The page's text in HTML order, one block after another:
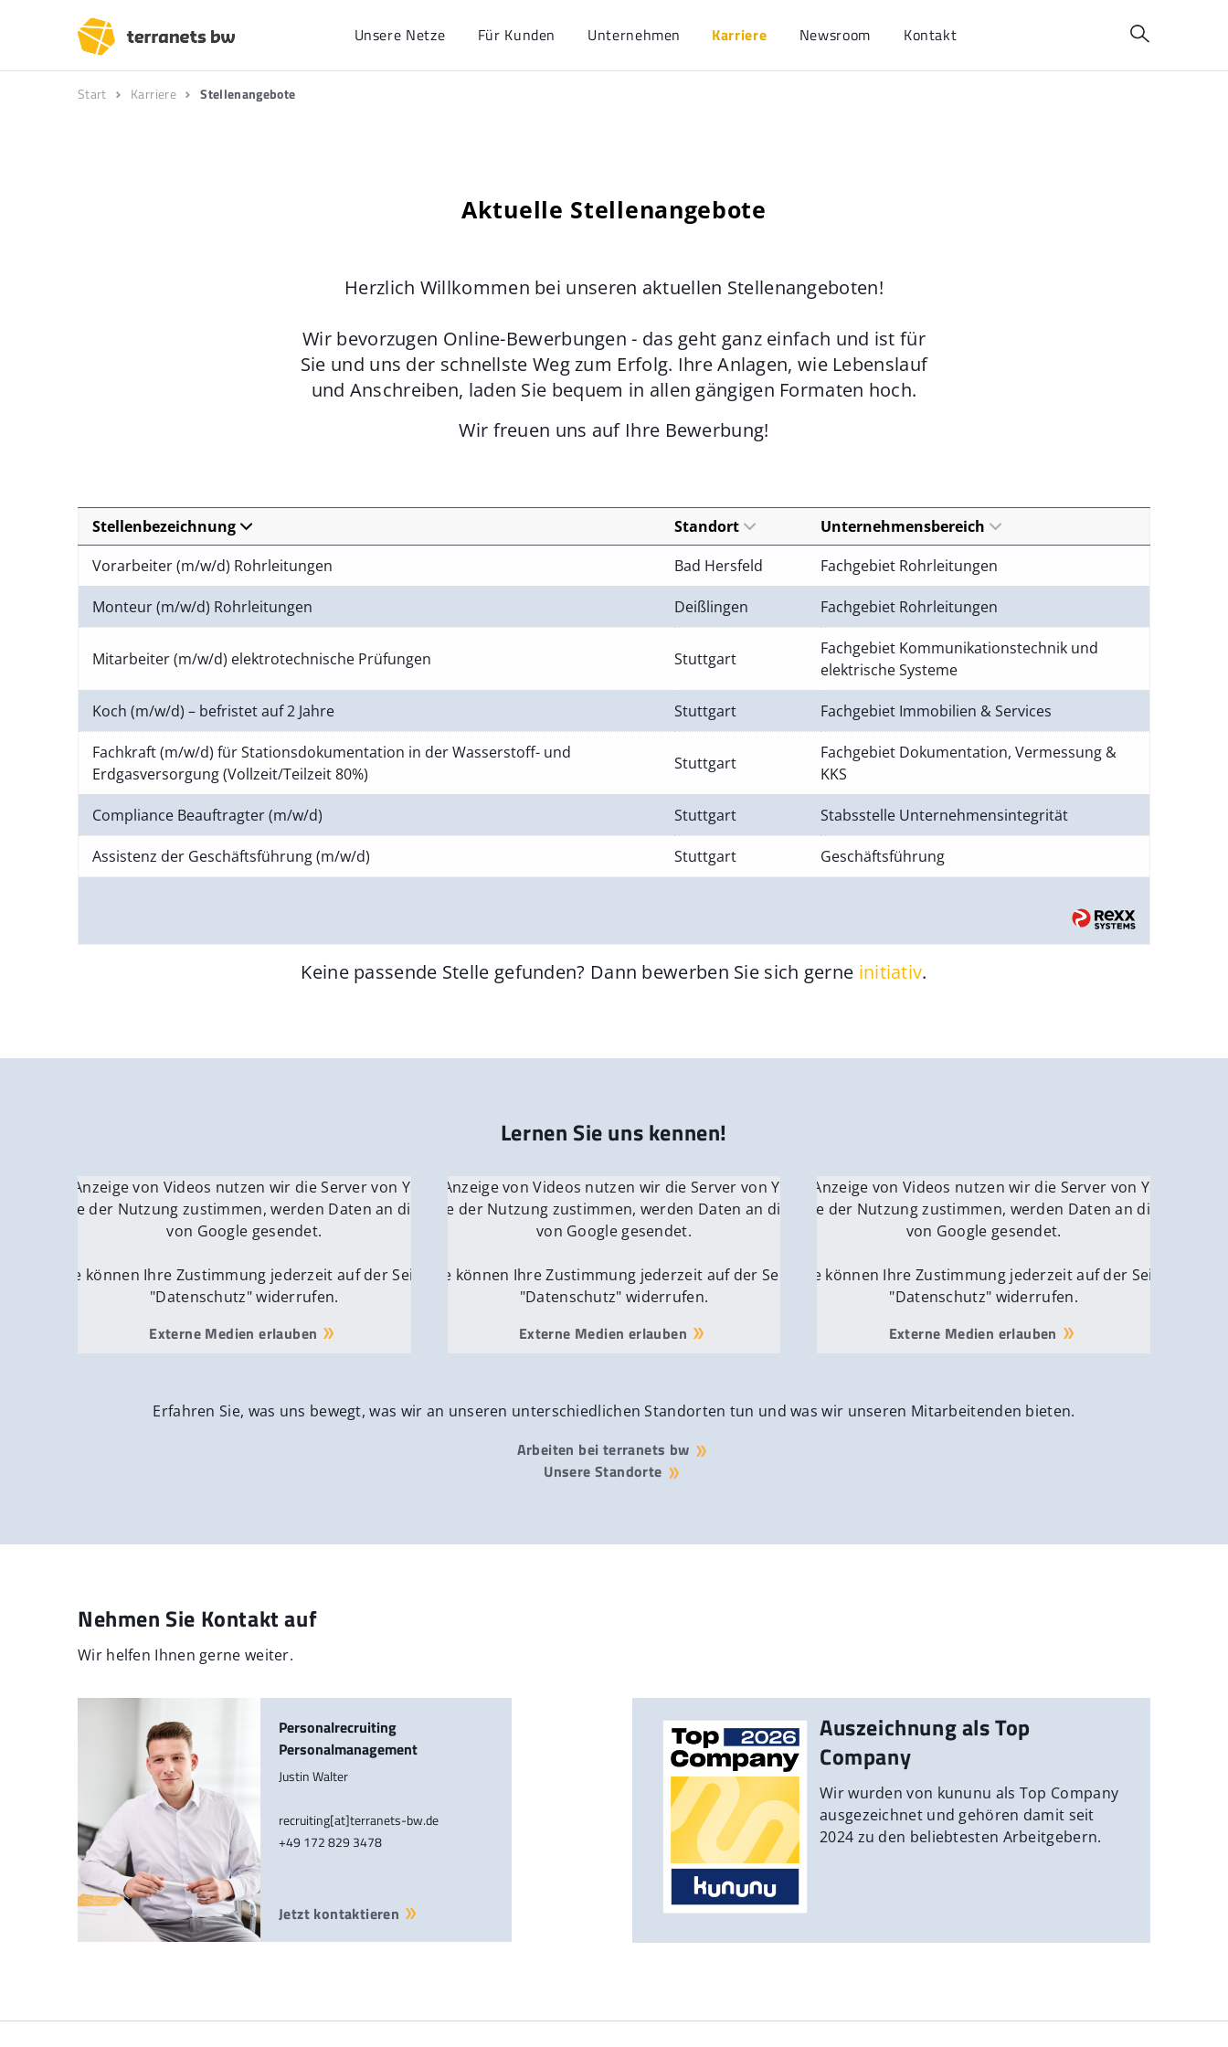
Unsere Netze Für Kunden Unternehmen Karriere Newsroom Kontakt
Start Karriere Stellenangebote
Aktuelle Stellenangebote
Herzlich Willkommen bei unseren aktuellen Stellenangeboten!
Wir bevorzugen Online-Bewerbungen - das geht ganz einfach und ist für
Sie und uns der schnellste Weg zum Erfolg. Ihre Anlagen, wie Lebenslauf
und Anschreiben, laden Sie bequem in allen gängigen Formaten hoch.
Wir freuen uns auf Ihre Bewerbung!
Stellenbezeichnung Standort
Unternehmensbereich
Vorarbeiter (m/w/d) Rohrleitungen
Bad Hersfeld Fachgebiet Rohrleitungen
Monteur (m/w/d) Rohrleitungen Deißlingen Fachgebiet Rohrleitungen
Mitarbeiter (m/w/d) elektrotechnische Prüfungen Stuttgart
Fachgebiet Kommunikationstechnik und
elektrische Systeme
Koch (m/w/d) – befristet auf 2 Jahre Stuttgart Fachgebiet Immobilien & Services
Fachkraft (m/w/d) für Stationsdokumentation in der Wasserstoff- und
Erdgasversorgung (Vollzeit/Teilzeit 80%)
Stuttgart
Fachgebiet Dokumentation, Vermessung &
KKS
Compliance Beauftragter (m/w/d) Stuttgart Stabsstelle Unternehmensintegrität
Assistenz der Geschäftsführung (m/w/d) Stuttgart Geschäftsführung
Keine passende Stelle gefunden? Dann bewerben Sie sich gerne initiativ.
Lernen Sie uns kennen!
Für die Anzeige von Videos nutzen wir die Server von YouTube.
Wenn Sie der Nutzung zustimmen, werden Daten an die Server
von Google gesendet.
Sie können Ihre Zustimmung jederzeit auf der Seite
"Datenschutz" widerrufen.
Externe Medien erlauben
Für die Anzeige von Videos nutzen wir die Server von YouTube.
Wenn Sie der Nutzung zustimmen, werden Daten an die Server
von Google gesendet.
Sie können Ihre Zustimmung jederzeit auf der Seite
"Datenschutz" widerrufen.
Externe Medien erlauben
Für die Anzeige von Videos nutzen wir die Server von YouTube.
Wenn Sie der Nutzung zustimmen, werden Daten an die Server
von Google gesendet.
Sie können Ihre Zustimmung jederzeit auf der Seite
"Datenschutz" widerrufen.
Externe Medien erlauben
Erfahren Sie, was uns bewegt, was wir an unseren unterschiedlichen Standorten tun und was wir unseren Mitarbeitenden bieten.
Arbeiten bei terranets bw
Unsere Standorte
Nehmen Sie Kontakt auf
Wir helfen Ihnen gerne weiter.
Personalrecruiting
Personalmanagement
Justin Walter
recruiting[at]terranets-bw.de
+49 172 829 3478
Jetzt kontaktieren
Auszeichnung als Top
Company
Wir wurden von kununu als Top Company
ausgezeichnet und gehören damit seit
2024 zu den beliebtesten Arbeitgebern.